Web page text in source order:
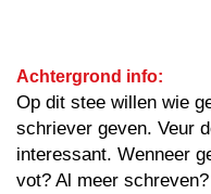
Achtergrond info:
Op dit stee willen wie
schriever geven. Veur
interessant. Wenneer
vot? Al meer